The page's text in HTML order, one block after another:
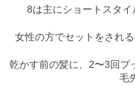
8は主にショートスタイ
女性の方でセットをされ
乾かす前の髪に、2〜3回プ
毛